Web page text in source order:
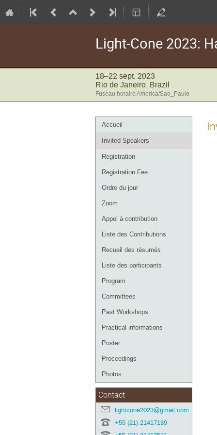
Light-Cone 2023:
18–22 sept. 2023
Rio de Janeiro, Brazil
Fuseau horaire America/Sao_Paulo
Menu
de
l'événement
Accueil
Invited Speakers
Registration
Registration Fee
Ordre du jour
Zoom
Appel à contribution
Liste des Contributions
Recueil des résumés
Liste des participants
Program
Committees
Past Workshops
Practical informations
Poster
Proceedings
Photos
Contact
lightcone2023@gmail.com
+55 (21) 21417189